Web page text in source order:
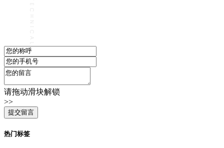
请拖动滑块解锁
>>
热门标签